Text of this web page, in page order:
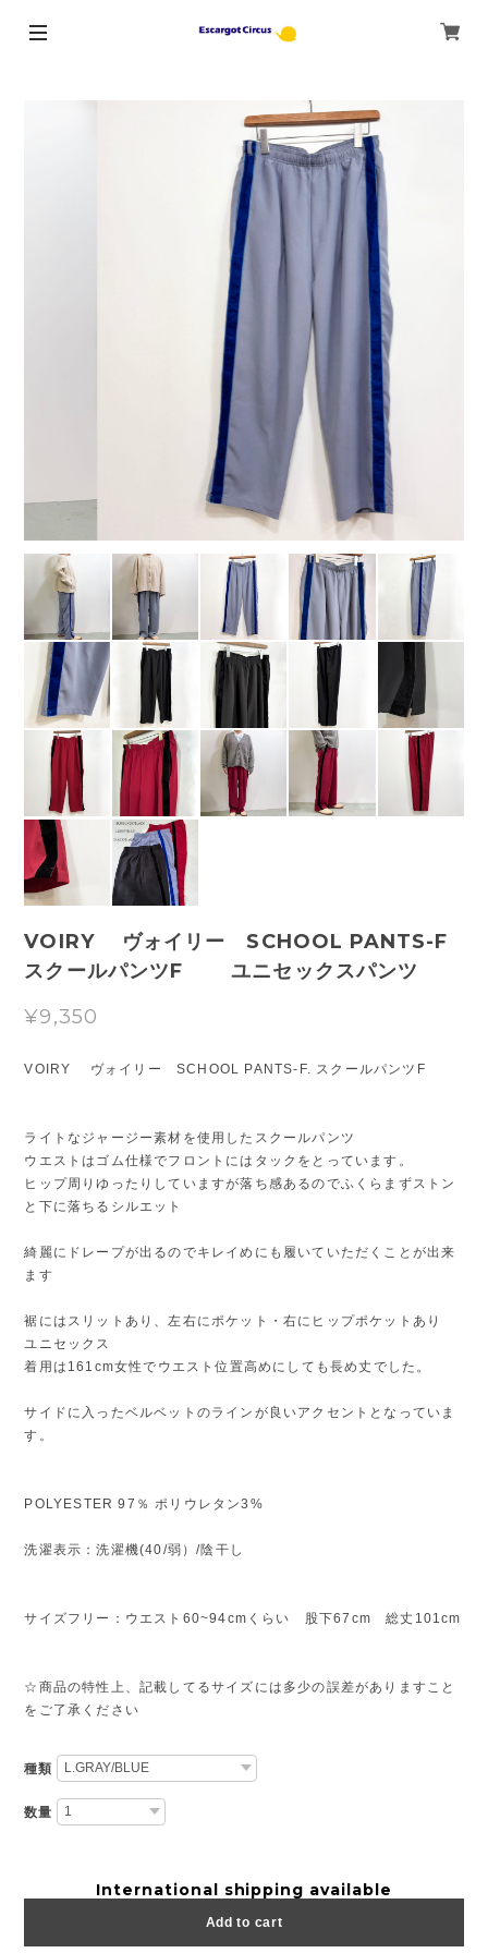
VOIRY ヴォイリー SCHOOL PANTS-F
スクールパンツF ユニセックスパンツ
¥9,350
VOIRY ヴォイリー SCHOOL PANTS-F. スクールパンツF
ライトなジャージー素材を使用したスクールパンツ
ウエストはゴム仕様でフロントにはタックをとっています。
ヒップ周りゆったりしていますが落ち感あるのでふくらまずストン
と下に落ちるシルエット
綺麗にドレープが出るのでキレイめにも履いていただくことが出来
ます
裾にはスリットあり、左右にポケット・右にヒップポケットあり
ユニセックス
着用は161cm女性でウエスト位置高めにしても長め丈でした。
サイドに入ったベルベットのラインが良いアクセントとなっていま
す。
POLYESTER 97％ ポリウレタン3%
洗濯表示：洗濯機(40/弱）/陰干し
サイズフリー：ウエスト60~94cmくらい 股下67cm 総丈101cm
☆商品の特性上、記載してるサイズには多少の誤差がありますこと
をご了承ください
種類
数量
International shipping available
Add to cart